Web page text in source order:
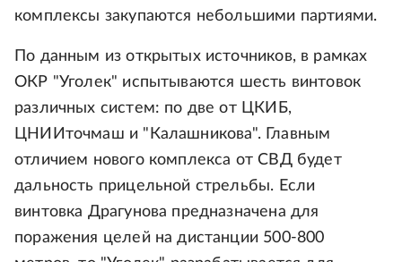
комплексы закупаются небольшими партиями.
По данным из открытых источников, в рамках
ОКР "Уголек" испытываются шесть винтовок
различных систем: по две от ЦКИБ,
ЦНИИточмаш и "Калашникова". Главным
отличием нового комплекса от СВД будет
дальность прицельной стрельбы. Если
винтовка Драгунова предназначена для
поражения целей на дистанции 500-800